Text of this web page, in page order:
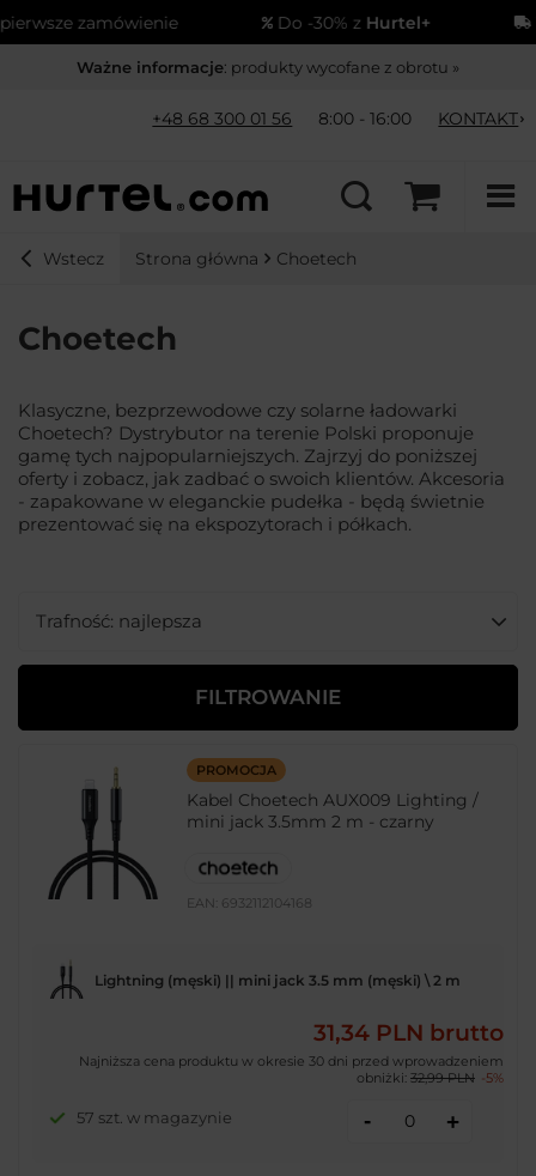
zamówienie Do -30% zHurtel+
Ważne informacje: produkty wycofane z obrotu »
+48 68 300 01 56 8:00 - 16:00 KONTAKT
Wstecz Strona główna Choetech
Choetech
Klasyczne, bezprzewodowe czy solarne ładowarki
Choetech? Dystrybutor na terenie Polski proponuje
gamę tych najpopularniejszych. Zajrzyj do poniższej
oferty i zobacz, jak zadbać o swoich klientów. Akcesoria
- zapakowane w eleganckie pudełka - będą świetnie
prezentować się na ekspozytorach i półkach.
Zmień sortowanie
Trafność: najlepsza
FILTROWANIE
PROMOCJA
Kabel Choetech AUX009 Lighting /
mini jack 3.5mm 2 m - czarny
EAN: 6932112104168
Lightning (męski) || mini jack 3.5 mm (męski) \ 2 m
31,34 PLN brutto
Najniższa cena produktu w okresie 30 dni przed wprowadzeniem
obniżki: 32,99 PLN -5%
57 szt. w magazynie - +